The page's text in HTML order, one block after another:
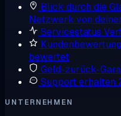
Blick durch die
Netzwerk von
Servicestatus
bewertet
Geld-zurück-
Support erhalten
UNTERNEHMEN